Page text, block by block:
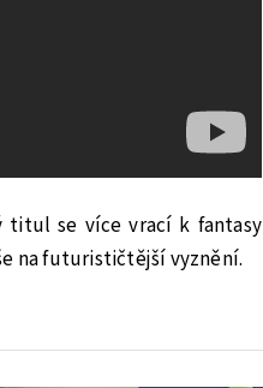
titul se více vrací k fantasy
na futurističtější vyznění.